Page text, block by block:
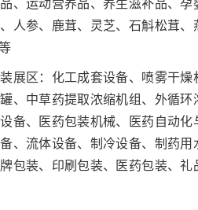
、运动营养品、养生滋补品、
人参、鹿茸、灵芝、石斛松茸
展区：化工成套设备、喷雾干
、中草药提取浓缩机组、外循
备、医药包装机械、医药自动
、流体设备、制冷设备、制药
包装、印刷包装、医药包装、